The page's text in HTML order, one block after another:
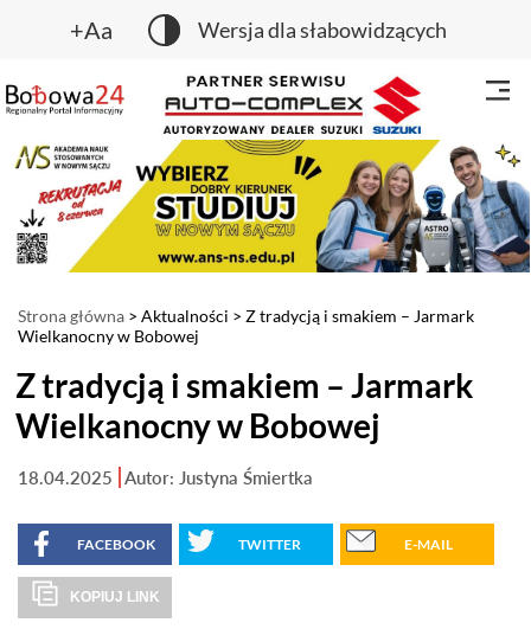
+Aa Wersja dla słabowidzących
Strona główna > Aktualności > Z tradycją i smakiem – Jarmark
Wielkanocny w Bobowej
Z tradycją i smakiem – Jarmark
Wielkanocny w Bobowej
18.04.2025 Autor: Justyna Śmiertka
FACEBOOK TWITTER E-MAIL
KOPIUJ LINK